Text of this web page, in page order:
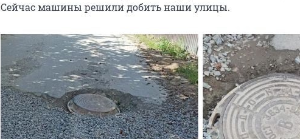
Сейчас машины решили добить наши улицы.